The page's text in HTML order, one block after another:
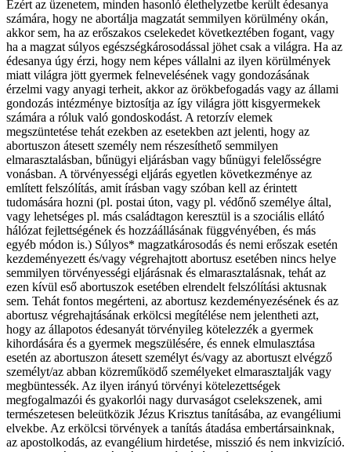
Ezért az üzenetem, minden hasonló élethelyzetbe került édesanya
számára, hogy ne abortálja magzatát semmilyen körülmény okán,
akkor sem, ha az erőszakos cselekedet következtében fogant, vagy
ha a magzat súlyos egészségkárosodással jöhet csak a világra. Ha az
édesanya úgy érzi, hogy nem képes vállalni az ilyen körülmények
miatt világra jött gyermek felnevelésének vagy gondozásának
érzelmi vagy anyagi terheit, akkor az örökbefogadás vagy az állami
gondozás intézménye biztosítja az így világra jött kisgyermekek
számára a róluk való gondoskodást. A retorzív elemek
megszüntetése tehát ezekben az esetekben azt jelenti, hogy az
abortuszon átesett személy nem részesíthető semmilyen
elmarasztalásban, bűnügyi eljárásban vagy bűnügyi felelősségre
vonásban. A törvényességi eljárás egyetlen következménye az
említett felszólítás, amit írásban vagy szóban kell az érintett
tudomására hozni (pl. postai úton, vagy pl. védőnő személye által,
vagy lehetséges pl. más családtagon keresztül is a szociális ellátó
hálózat fejlettségének és hozzáállásának függvényében, és más
egyéb módon is.) Súlyos* magzatkárosodás és nemi erőszak esetén
kezdeményezett és/vagy végrehajtott abortusz esetében nincs helye
semmilyen törvényességi eljárásnak és elmarasztalásnak, tehát az
ezen kívül eső abortuszok esetében elrendelt felszólítási aktusnak
sem. Tehát fontos megérteni, az abortusz kezdeményezésének és az
abortusz végrehajtásának erkölcsi megítélése nem jelentheti azt,
hogy az állapotos édesanyát törvényileg kötelezzék a gyermek
kihordására és a gyermek megszülésére, és ennek elmulasztása
esetén az abortuszon átesett személyt és/vagy az abortuszt elvégző
személyt/az abban közreműködő személyeket elmarasztalják vagy
megbüntessék. Az ilyen irányú törvényi kötelezettségek
megfogalmazói és gyakorlói nagy durvaságot cselekszenek, ami
természetesen beleütközik Jézus Krisztus tanításába, az evangéliumi
elvekbe. Az erkölcsi törvények a tanítás átadása embertársainknak,
az apostolkodás, az evangélium hirdetése, misszió és nem inkvizíció.